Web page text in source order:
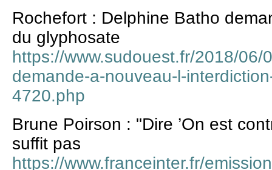
Rochefort : Delphine Batho
du glyphosate
https://www.sudouest.fr/2018/
demande-a-nouveau-l-
4720.php
Brune Poirson : "Dire ’On est
suffit pas
https://www.franceinter.fr/